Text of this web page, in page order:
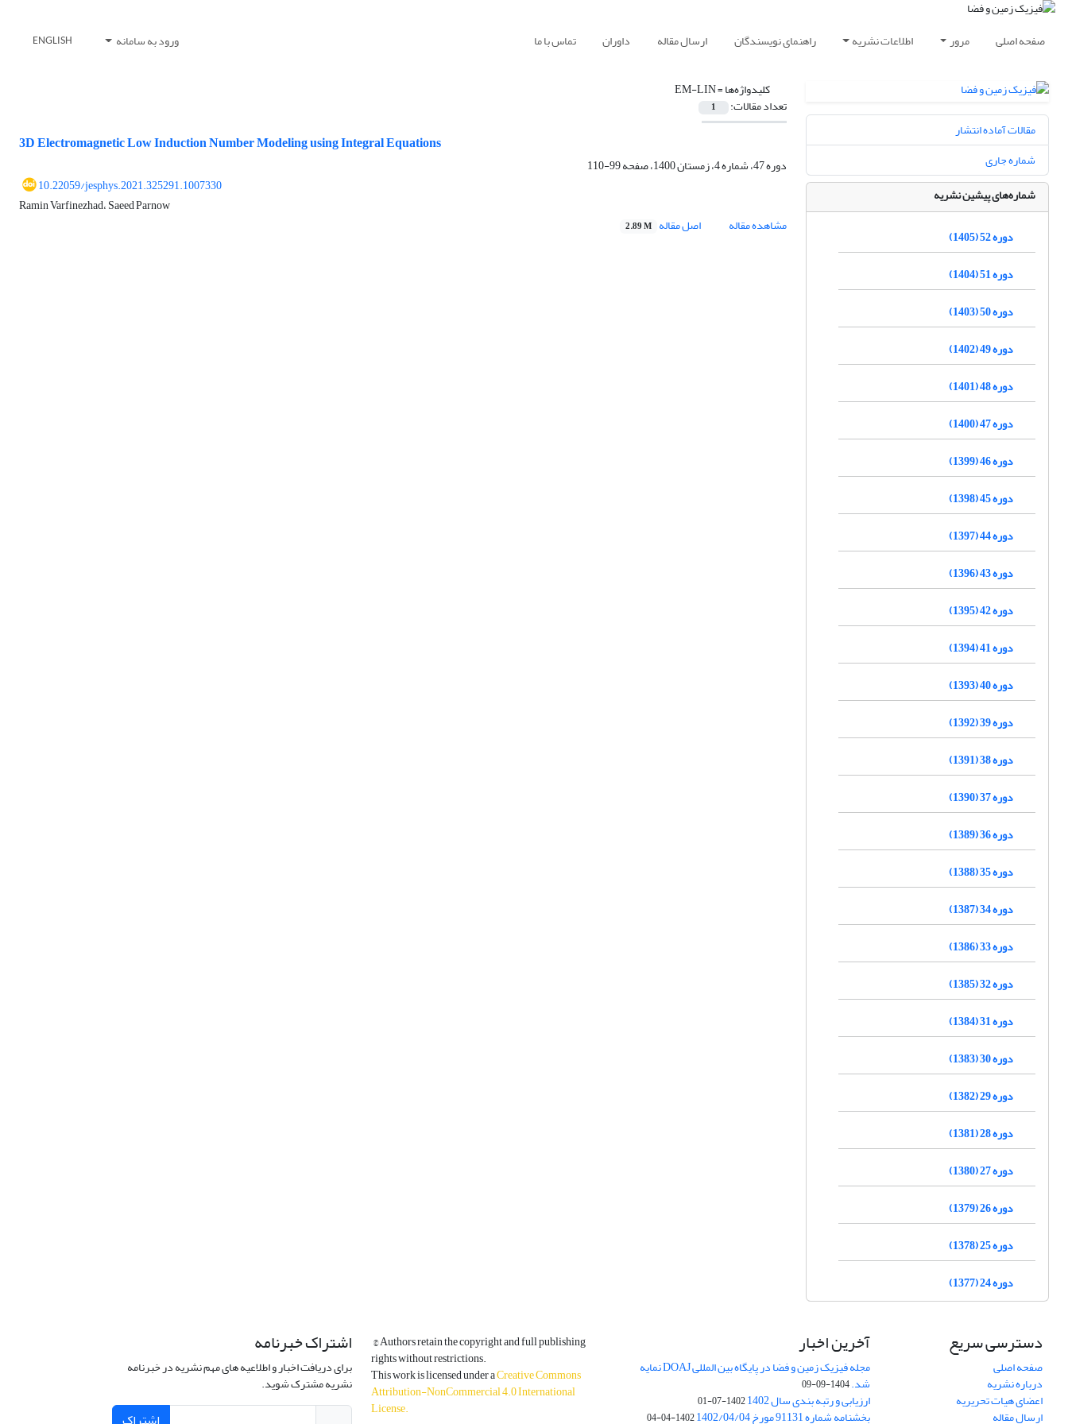
صفحه اصلی مرور اطلاعات نشریه راهنمای نویسندگان ارسال مقاله داوران تماس با ما ورود به سامانه ENGLISH
کلیدواژه‌ها =EM-LIN
تعداد مقالات: 1
3D Electromagnetic Low Induction Number Modeling using Integral Equations
دوره 47، شماره 4، زمستان 1400، صفحه
99-110
10.22059/jesphys.2021.325291.1007330
Ramin Varfinezhad، Saeed Parnow
مشاهده مقاله
اصل مقاله 2.89 M
مقالات آماده انتشار
شماره جاری
شماره‌های پیشین نشریه
دوره 52 (1405)
دوره 51 (1404)
دوره 50 (1403)
دوره 49 (1402)
دوره 48 (1401)
دوره 47 (1400)
دوره 46 (1399)
دوره 45 (1398)
دوره 44 (1397)
دوره 43 (1396)
دوره 42 (1395)
دوره 41 (1394)
دوره 40 (1393)
دوره 39 (1392)
دوره 38 (1391)
دوره 37 (1390)
دوره 36 (1389)
دوره 35 (1388)
دوره 34 (1387)
دوره 33 (1386)
دوره 32 (1385)
دوره 31 (1384)
دوره 30 (1383)
دوره 29 (1382)
دوره 28 (1381)
دوره 27 (1380)
دوره 26 (1379)
دوره 25 (1378)
دوره 24 (1377)
دسترسی سریع
صفحه اصلی
درباره نشریه
اعضای هیات تحریریه
ارسال مقاله
آخرین اخبار
مجله فیزیک زمین و فضا در پایگاه بین المللی DOAJ نمایه
شد.1404-09-09
ارزیابی و رتبه بندی سال 1402 1402-07-01
بخشنامه شماره 91131 مورخ 1402/04/04 1402-04-04
© Authors retain the copyright and full publishing
rights without restrictions.
This work is licensed under aCreative Commons
Attribution-NonCommercial 4.0 International
License.
اشتراک خبرنامه
برای دریافت اخبار و اطلاعیه های مهم نشریه در خبرنامه
نشریه مشترک شوید.